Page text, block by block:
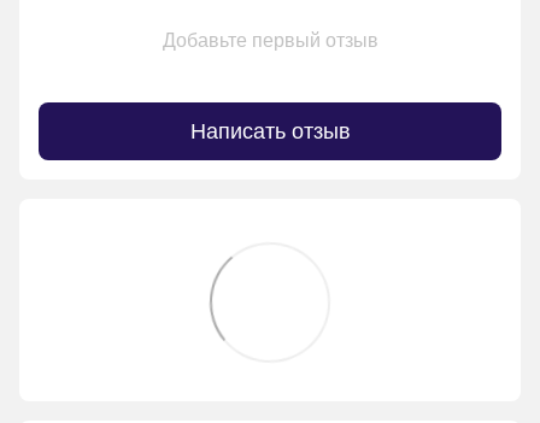
Добавьте первый отзыв
Написать отзыв